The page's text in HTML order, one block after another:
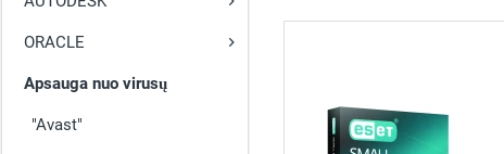
ORACLE
Apsauga nuo virusų
"Avast"